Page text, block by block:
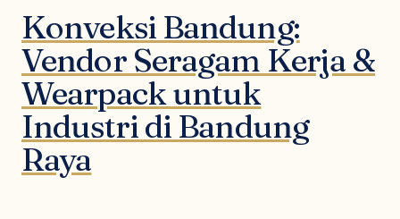
Konveksi Bandung:
Vendor Seragam Kerja &
Wearpack untuk
Industri di Bandung
Raya